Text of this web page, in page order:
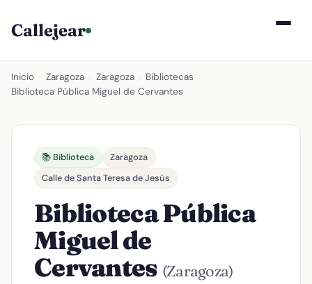
Callejear
Inicio Zaragoza Zaragoza Bibliotecas
Biblioteca Pública Miguel de Cervantes
📚 Biblioteca
Zaragoza
Calle de Santa Teresa de Jesús
Biblioteca Pública
Miguel de
Cervantes (Zaragoza)